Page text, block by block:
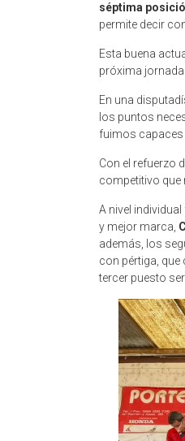
séptima
permite decir
Esta buena
próxima jornada
En una
los puntos
fuimos capaces
Con el refuerzo
competitivo que
A nivel
y mejor marca,
además, los
con pértiga, que
tercer puesto